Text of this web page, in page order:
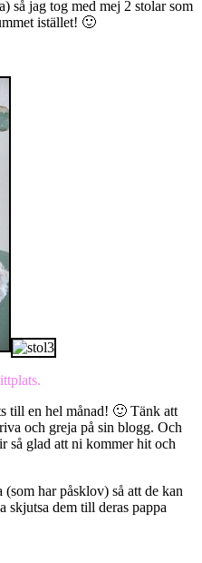
så jag tog med mej 2 stolar som
istället! 🙂
till en hel månad! 🙂 Tänk att
och greja på sin blogg. Och
så glad att ni kommer hit och
har påsklov) så att de kan
skjutsa dem till deras pappa